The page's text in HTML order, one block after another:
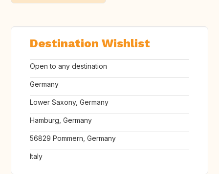
Destination Wishlist
Open to any destination
Germany
Lower Saxony, Germany
Hamburg, Germany
56829 Pommern, Germany
Italy